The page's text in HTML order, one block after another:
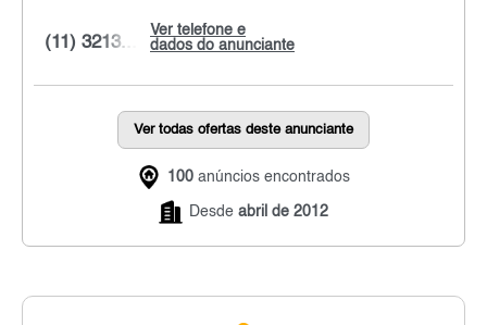
Ver telefone e
dados do anunciante
(11) 3213...
Ver todas ofertas deste anunciante
100 anúncios encontrados
Desde abril de 2012